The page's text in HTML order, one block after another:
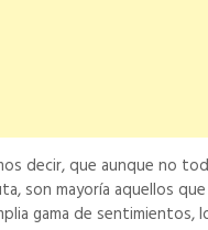
decir, que aunque no
son mayoría aquellos
gama de sentimientos,